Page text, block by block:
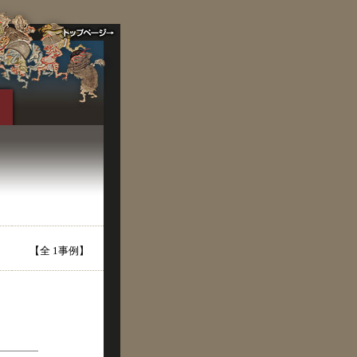
【全 1事例】